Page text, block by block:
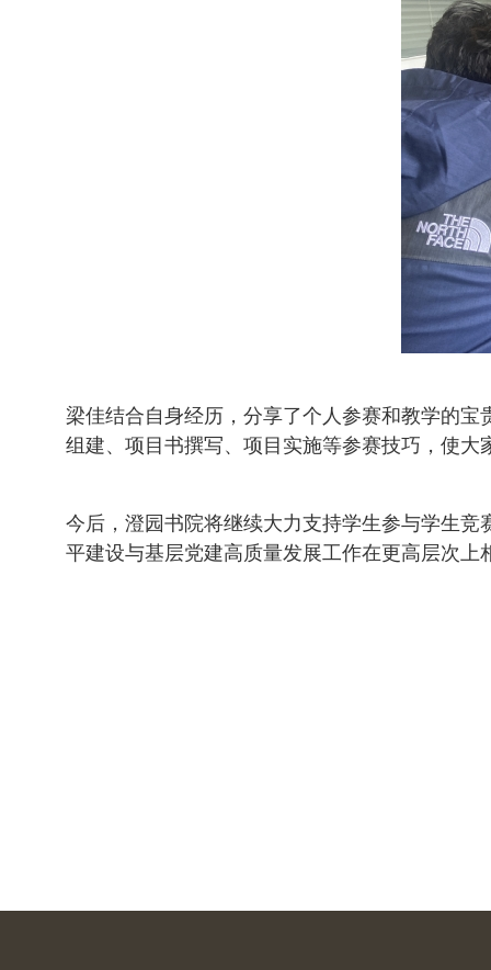
梁佳结合自身经历，分享了个人参赛和教学的
组建、项目书撰写、项目实施等参赛技巧，使大
今后，澄园书院将继续大力支持学生参与学生竞
平建设与基层党建高质量发展工作在更高层次上